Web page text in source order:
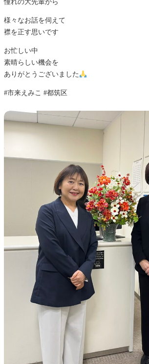
憧れの大先輩から
様々なお話を伺えて
襟を正す思いです
お忙しい中
素晴らしい機会を
ありがとうございました
#市来えみこ #都筑区